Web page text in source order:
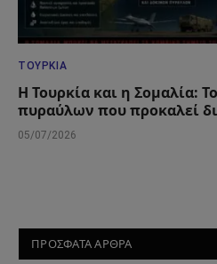
ΤΟΥΡΚΊΑ
Η Τουρκία και η Σομαλία:
πυραύλων που προκαλεί
05/07/2026
ΠΡΟΣΦΑΤΑ ΑΡΘΡΑ